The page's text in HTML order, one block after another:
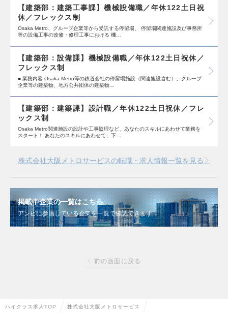
【建築部：建築工事課】機械設備職／年休122土日祝
休／フレックス制
Osaka Metro、グループ企業等から受託する停留場、 停留場関連施設及び事務所
等の設備工事の改修・修理工事における 機…
【建築部：設備課】機械設備職／年休122土日祝休／
フレックス制
■ 業務内容 Osaka Metro等の鉄道会社の停留場施設（関連施設含む）、グループ
企業等の建築物、地方公共団体の建築物…
【建築部：建築課】設計職／年休122土日祝休／フレ
ックス制
Osaka Metro関連施設の設計や工事監理など、あなたのスキルにあわせて業務を
スタート！ あなたのスキルにあわせて、下…
株式会社大阪メトロサービスの転職・求人情報一覧を見る
掲載中企業の一覧はこちら
アンビに参画している企業を一覧で確認できます
前の画面に戻る
ハイクラス求人TOP 株式会社大阪メトロサービス